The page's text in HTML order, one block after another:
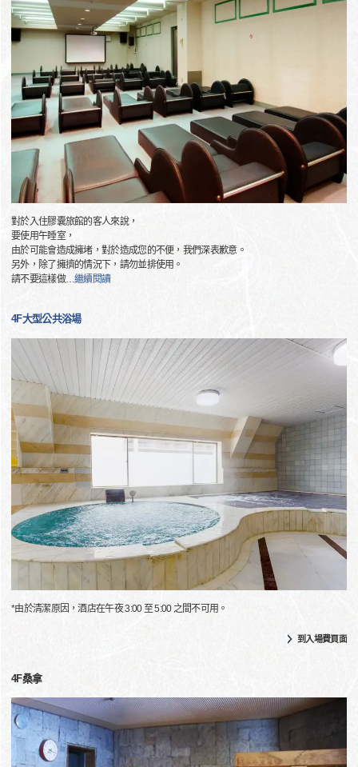
對於入住膠囊旅館的客人來說，
要使用午睡室，
由於可能會造成擁堵，對於造成您的不便，我們深表歉意。
另外，除了擁擠的情況下，請勿並排使用。
請不要這樣做…繼續閱讀
4F大型公共浴場
*由於清潔原因，酒店在午夜 3:00 至 5:00 之間不可用。
到入場費頁面
4F桑拿